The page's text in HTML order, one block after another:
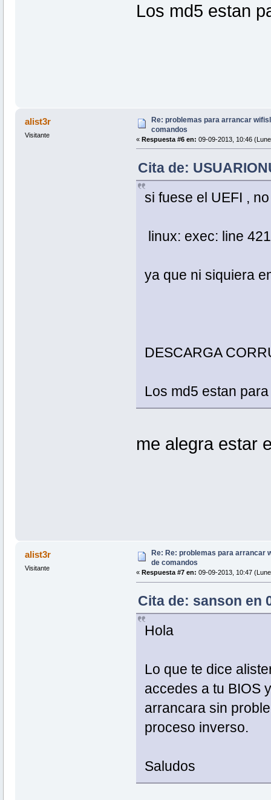
Los md5 estan
alist3r
Visitante
Re: problemas para arrancar
comandos
« Respuesta #6 en: 09-09-2013, 10:46
Cita de:
si fuese el UEFI ,
linux: exec: line
ya que ni siquiera
DESCARGA
Los md5 estan
me alegra estar
alist3r
Visitante
Re: Re: problemas para arrancar
de comandos
« Respuesta #7 en: 09-09-2013, 10:47
Cita de: sanson en
Hola
Lo que te dice
accedes a tu BIOS
arrancara sin
proceso inverso.
Saludos